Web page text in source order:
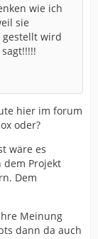
wie ich
sie
wird
hier im forum
oder?
wäre es
dem Projekt
Dem
Meinung
dann da auch